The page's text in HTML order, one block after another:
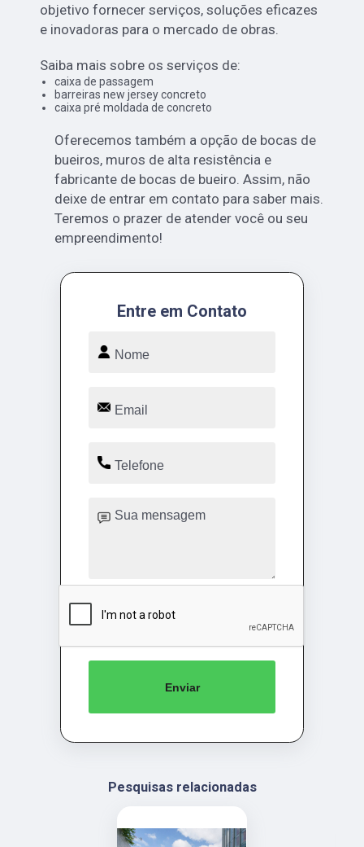
objetivo fornecer serviços, soluções eficazes
e inovadoras para o mercado de obras.
Saiba mais sobre os serviços de:
caixa de passagem
barreiras new jersey concreto
caixa pré moldada de concreto
Oferecemos também a opção de bocas de
bueiros, muros de alta resistência e
fabricante de bocas de bueiro. Assim, não
deixe de entrar em contato para saber mais.
Teremos o prazer de atender você ou seu
empreendimento!
Entre em Contato
Enviar
Pesquisas relacionadas